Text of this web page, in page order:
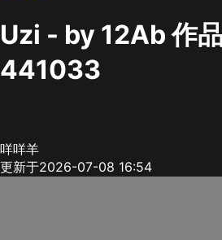
Uzi - by 12Ab作
441033
咩咩羊
更新于2026-07-08 16:54